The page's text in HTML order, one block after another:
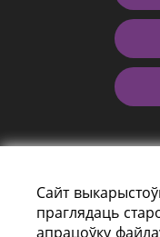
Сайт
праглядаць
апрацоўку